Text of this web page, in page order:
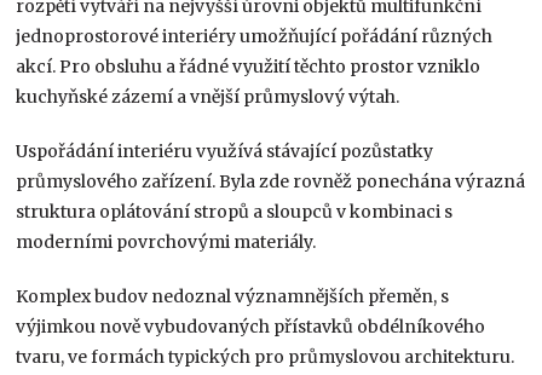
rozpětí vytváří na nejvyšší úrovni objektů multifunkční
jednoprostorové interié­ry umožňující pořádání různých
akcí. Pro obsluhu a řádné využití těchto prostor vzniklo
kuchyňské zázemí a vnější průmyslový výtah.
Uspořádání interiéru využívá stávající pozůstatky
průmyslového zařízení. Byla zde rovněž ponechána výrazná
struktura oplátování stropů a sloupců v kombinaci s
moderními povrchovými materiály.
Komplex budov nedoznal významnějších přeměn, s
výjimkou nově vybudovaných přístavků obdélníkového
tvaru, ve formách typických pro průmyslovou architekturu.